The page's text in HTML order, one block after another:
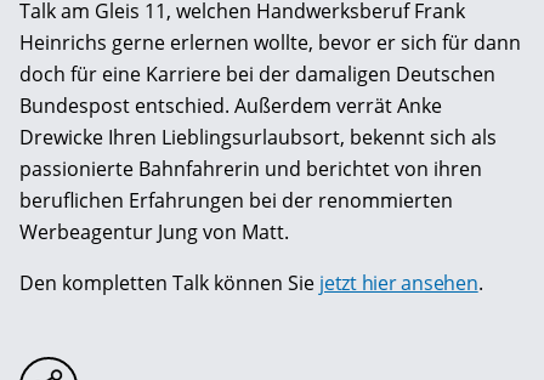
Talk am Gleis 11, welchen Handwerksberuf Frank
Heinrichs gerne erlernen wollte, bevor er sich für dann
doch für eine Karriere bei der damaligen Deutschen
Bundespost entschied. Außerdem verrät Anke
Drewicke Ihren Lieblingsurlaubsort, bekennt sich als
passionierte Bahnfahrerin und berichtet von ihren
beruflichen Erfahrungen bei der renommierten
Werbeagentur Jung von Matt.
Den kompletten Talk können Sie jetzt hier ansehen.